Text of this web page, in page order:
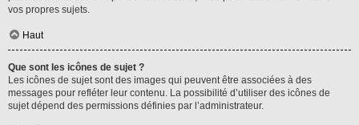
vos propres sujets.
Haut
Que sont les icônes de sujet ?
Les icônes de sujet sont des images qui peuvent être associées à des
messages pour refléter leur contenu. La possibilité d’utiliser des icônes de
sujet dépend des permissions définies par l’administrateur.